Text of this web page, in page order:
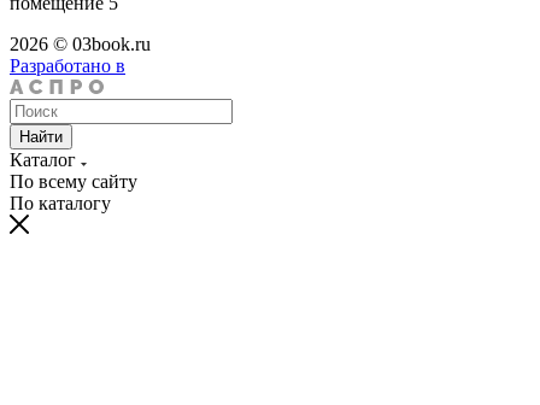
2026 © 03book.ru
Разработано в
Найти
Каталог
По всему сайту
По каталогу